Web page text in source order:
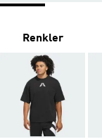
Renkler